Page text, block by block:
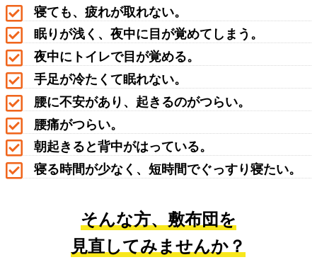
寝ても、疲れが取れない。
眠りが浅く、夜中に目が覚めてしまう。
夜中にトイレで目が覚める。
手足が冷たくて眠れない。
腰に不安があり、起きるのがつらい。
腰痛がつらい。
朝起きると背中がはっている。
寝る時間が少なく、短時間でぐっすり寝たい。
そんな方、敷布団を
見直してみませんか？